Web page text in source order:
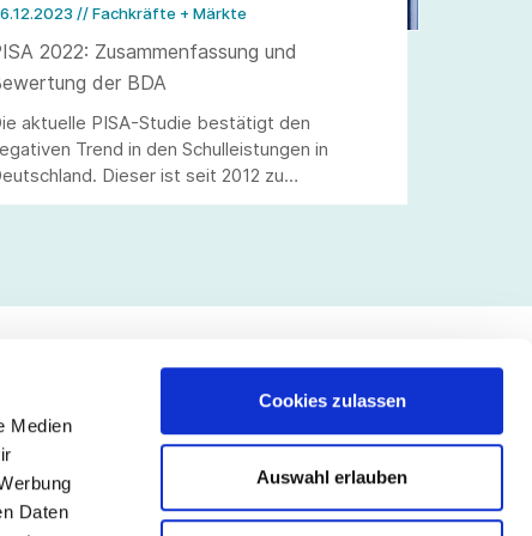
Medien
Daten
Cookies zulassen
Auswahl erlauben
// Fachkräfte + Märkte
2022: Zusammenfassung und
der BDA
aktuelle PISA-Studie bestätigt den
Trend in den Schulleistungen in
Dieser ist seit 2012 zu
Inzwischen sind die Ergebnisse
Sie uns